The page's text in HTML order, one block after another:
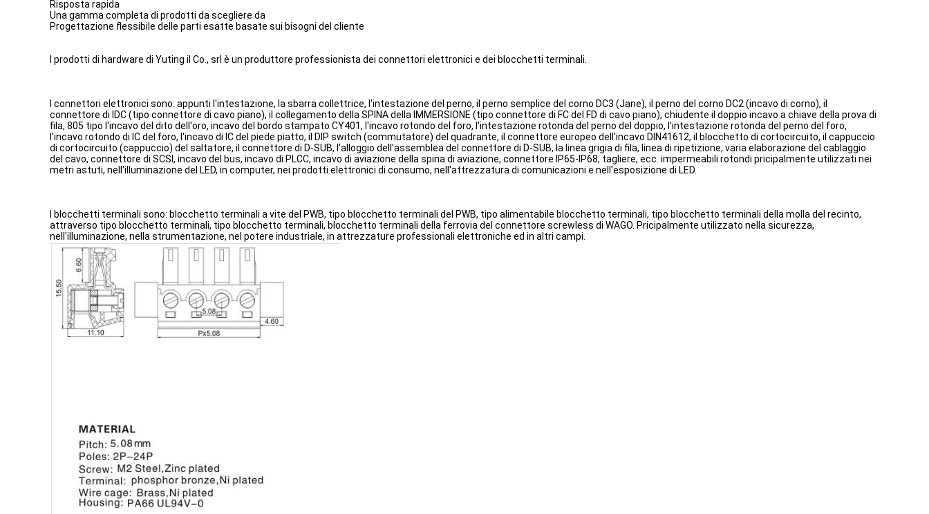
Risposta rapida
Una gamma completa di prodotti da scegliere da
Progettazione flessibile delle parti esatte basate sui bisogni del cliente
I prodotti di hardware di Yuting il Co., srl è un produttore professionista dei connettori elettronici e dei blocchetti terminali.
I connettori elettronici sono: appunti l'intestazione, la sbarra collettrice, l'intestazione del perno, il perno semplice del corno DC3 (Jane), il perno del corno DC2 (incavo di corno), il
connettore di IDC (tipo connettore di cavo piano), il collegamento della SPINA della IMMERSIONE (tipo connettore di FC del FD di cavo piano), chiudente il doppio incavo a chiave della prova di
fila, 805 tipo l'incavo del dito dell'oro, incavo del bordo stampato CY401, l'incavo rotondo del foro, l'intestazione rotonda del perno del doppio, l'intestazione rotonda del perno del foro,
l'incavo rotondo di IC del foro, l'incavo di IC del piede piatto, il DIP switch (commutatore) del quadrante, il connettore europeo dell'incavo DIN41612, il blocchetto di cortocircuito, il cappuccio
di cortocircuito (cappuccio) del saltatore, il connettore di D-SUB, l'alloggio dell'assemblea del connettore di D-SUB, la linea grigia di fila, linea di ripetizione, varia elaborazione del cablaggio
del cavo, connettore di SCSI, incavo del bus, incavo di PLCC, incavo di aviazione della spina di aviazione, connettore IP65-IP68, tagliere, ecc. impermeabili rotondi pricipalmente utilizzati nei
metri astuti, nell'illuminazione del LED, in computer, nei prodotti elettronici di consumo, nell'attrezzatura di comunicazioni e nell'esposizione di LED.
I blocchetti terminali sono: blocchetto terminali a vite del PWB, tipo blocchetto terminali del PWB, tipo alimentabile blocchetto terminali, tipo blocchetto terminali della molla del recinto,
attraverso tipo blocchetto terminali, tipo blocchetto terminali, blocchetto terminali della ferrovia del connettore screwless di WAGO. Pricipalmente utilizzato nella sicurezza,
nell'illuminazione, nella strumentazione, nel potere industriale, in attrezzature professionali elettroniche ed in altri campi.